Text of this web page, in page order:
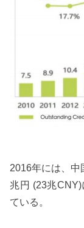
2016年には、
兆円 (23兆CNY)
ている。